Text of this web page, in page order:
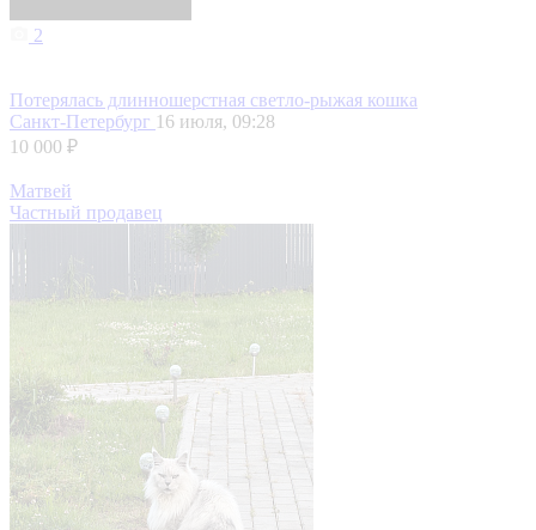
2
Потерялась длинношерстная светло-рыжая кошка
Санкт-Петербург 16 июля, 09:28
10 000 ₽
Матвей
Частный продавец